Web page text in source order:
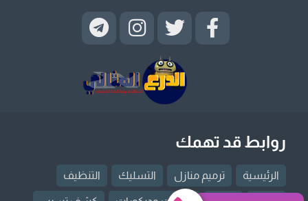
روابط قد تهمك
الرئيسية ترميم منازل التسليك التنظيف